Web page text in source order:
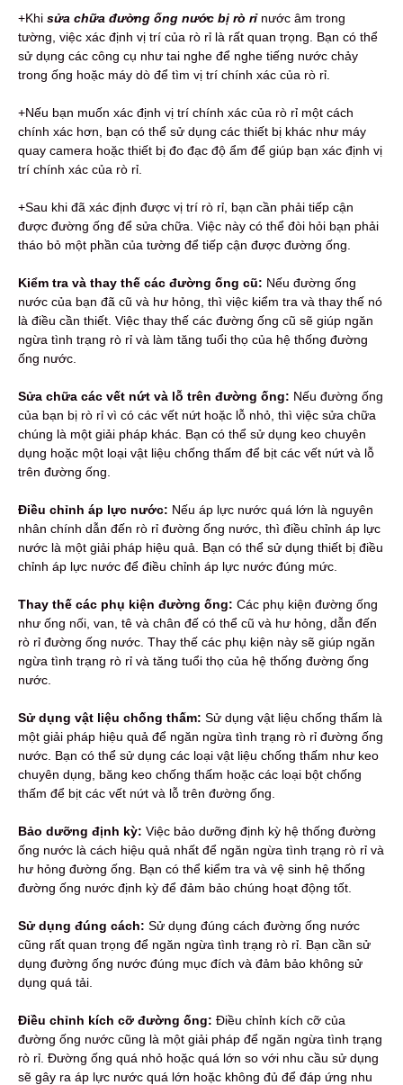
+Khi sửa chữa đường ống nước bị rò rỉnước âm trong
tường, việc xác định vị trí của rò rỉ là rất quan trọng. Bạn có thể
sử dụng các công cụ như tai nghe để nghe tiếng nước chảy
trong ống hoặc máy dò để tìm vị trí chính xác của rò rỉ.
+Nếu bạn muốn xác định vị trí chính xác của rò rỉ một cách
chính xác hơn, bạn có thể sử dụng các thiết bị khác như máy
quay camera hoặc thiết bị đo đạc độ ẩm để giúp bạn xác định vị
trí chính xác của rò rỉ.
+Sau khi đã xác định được vị trí rò rỉ, bạn cần phải tiếp cận
được đường ống để sửa chữa. Việc này có thể đòi hỏi bạn phải
tháo bỏ một phần của tường để tiếp cận được đường ống.
Kiểm tra và thay thế các đường ống cũ: Nếu đường ống
nước của bạn đã cũ và hư hỏng, thì việc kiểm tra và thay thế nó
là điều cần thiết. Việc thay thế các đường ống cũ sẽ giúp ngăn
ngừa tình trạng rò rỉ và làm tăng tuổi thọ của hệ thống đường
ống nước.
Sửa chữa các vết nứt và lỗ trên đường ống: Nếu đường ống
của bạn bị rò rỉ vì có các vết nứt hoặc lỗ nhỏ, thì việc sửa chữa
chúng là một giải pháp khác. Bạn có thể sử dụng keo chuyên
dụng hoặc một loại vật liệu chống thấm để bịt các vết nứt và lỗ
trên đường ống.
Điều chỉnh áp lực nước: Nếu áp lực nước quá lớn là nguyên
nhân chính dẫn đến rò rỉ đường ống nước, thì điều chỉnh áp lực
nước là một giải pháp hiệu quả. Bạn có thể sử dụng thiết bị điều
chỉnh áp lực nước để điều chỉnh áp lực nước đúng mức.
Thay thế các phụ kiện đường ống: Các phụ kiện đường ống
như ống nối, van, tê và chân đế có thể cũ và hư hỏng, dẫn đến
rò rỉ đường ống nước. Thay thế các phụ kiện này sẽ giúp ngăn
ngừa tình trạng rò rỉ và tăng tuổi thọ của hệ thống đường ống
nước.
Sử dụng vật liệu chống thấm: Sử dụng vật liệu chống thấm là
một giải pháp hiệu quả để ngăn ngừa tình trạng rò rỉ đường ống
nước. Bạn có thể sử dụng các loại vật liệu chống thấm như keo
chuyên dụng, băng keo chống thấm hoặc các loại bột chống
thấm để bịt các vết nứt và lỗ trên đường ống.
Bảo dưỡng định kỳ: Việc bảo dưỡng định kỳ hệ thống đường
ống nước là cách hiệu quả nhất để ngăn ngừa tình trạng rò rỉ và
hư hỏng đường ống. Bạn có thể kiểm tra và vệ sinh hệ thống
đường ống nước định kỳ để đảm bảo chúng hoạt động tốt.
Sử dụng đúng cách: Sử dụng đúng cách đường ống nước
cũng rất quan trọng để ngăn ngừa tình trạng rò rỉ. Bạn cần sử
dụng đường ống nước đúng mục đích và đảm bảo không sử
dụng quá tải.
Điều chỉnh kích cỡ đường ống: Điều chỉnh kích cỡ của
đường ống nước cũng là một giải pháp để ngăn ngừa tình trạng
rò rỉ. Đường ống quá nhỏ hoặc quá lớn so với nhu cầu sử dụng
sẽ gây ra áp lực nước quá lớn hoặc không đủ để đáp ứng nhu